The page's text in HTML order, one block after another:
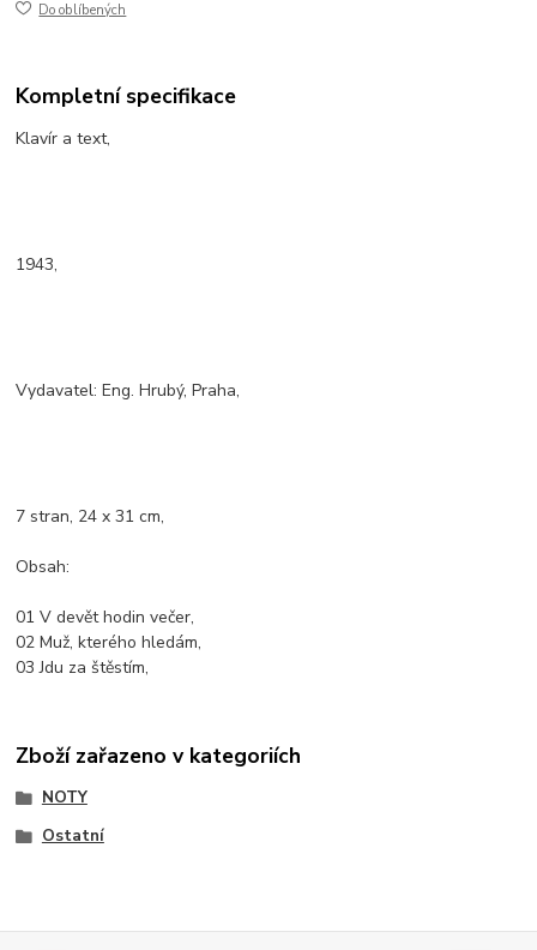
Do oblíbených
Kompletní specifikace
Klavír a text,
1943,
Vydavatel: Eng. Hrubý, Praha,
7 stran, 24 x 31 cm,
Obsah:
01 V devět hodin večer,
02 Muž, kterého hledám,
03 Jdu za štěstím,
Zboží zařazeno v kategoriích
NOTY
Ostatní